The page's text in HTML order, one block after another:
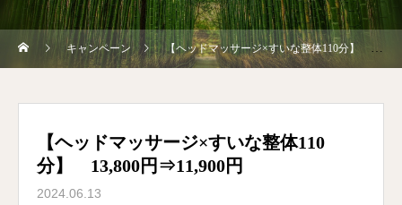
キャンペーン 【ヘッドマッサージ×すいな整体110分】 13,800円⇒11,900円
【ヘッドマッサージ×すいな整体110
分】 13,800円⇒11,900円
2024.06.13